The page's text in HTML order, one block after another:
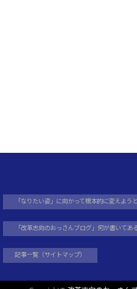
「なりたい姿」に向かって根本的に変えよう
「改革志向のおっさんブログ」何が書いてあ
記事一覧（サイトマップ）